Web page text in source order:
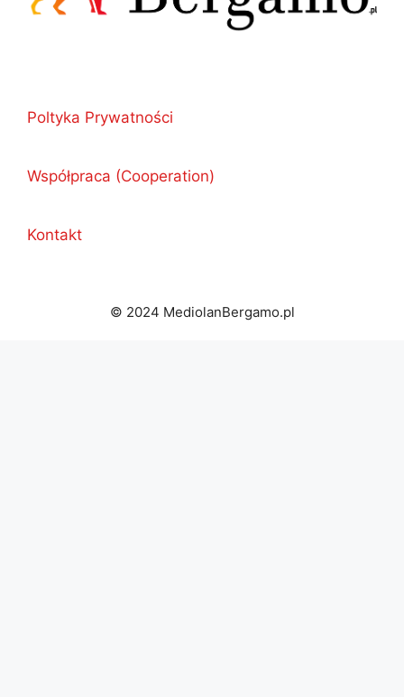
Poltyka Prywatności
Współpraca (Cooperation)
Kontakt
© 2024 MediolanBergamo.pl